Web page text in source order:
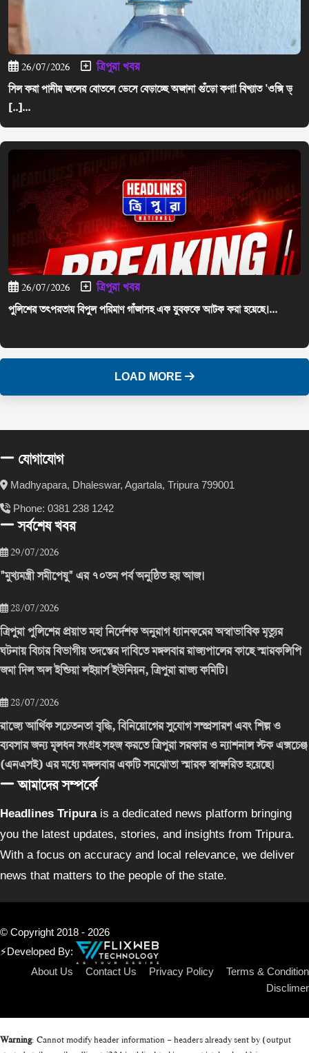
26/07/2026 ত্রিপুরা খবর
সিল করা পানীয় জলের বোতলে ভেসে বেড়াচ্ছে অজানা গুঁড়ো কণা! বিখ্যাত 'ওক্সি ড্
[..]...
26/07/2026 ত্রিপুরা খবর
পুলিশের তৎপরতায় বিপুল পরিমাণ গাঁজাসহ এক যুবককে আটক করা হয়েছে।...
LOAD MORE
যোগাযোগ
Madhyapara, Dhaleswar, Agartala, Tripura 799001
Phone: 0381 238 1242
সর্বশেষ খবর
29/07/2026
"মুখ্যমন্ত্রী সমীপেষু" এর ৭০তম পর্ব অনুষ্ঠিত হয় আজ।
28/07/2026
ত্রিপুরা পুলিশের প্রয়াত মহা নির্দেশক অনুরাগ ধ্যানকরের অস্বাভাবিক মৃত্যুর
ঘটনায় বিচার বিভাগীয় তদন্তের দাবিতে মঙ্গলবার রাজ্যপালের কাছে স্মারকলিপি
জমা দিল অল ইন্ডিয়া লইয়ার্স ইউনিয়ন, ত্রিপুরা রাজ্য কমিটি।
28/07/2026
রাজ্যে আর্থিক সচেতনতা বৃদ্ধি, বিনিয়োগের সুযোগ সম্প্রসারণ এবং শিল্প ও
ব্যবসার জন্য মূলধন সংগ্রহ সহজ করতে ত্রিপুরা সরকার ও ন্যাশনাল স্টক এক্সচেঞ্জ
(এনএসই) এর মধ্যে মঙ্গলবার একটি সমঝোতা স্মারক স্বাক্ষরিত হয়েছে।
আমাদের সম্পর্কে
Headlines Tripurais a dedicated news platform bringing
you the latest updates, stories, and insights from Tripura.
With a focus on accuracy and local relevance, we deliver
news that matters to the people of the state.
© Copyright 2018 - 2026
⚡Developed By:
About Us
Contact Us Privacy Policy
Terms & Condition
Disclimer
Warning: Cannot modify header information - headers already sent by (output